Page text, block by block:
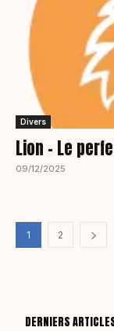
Divers
Lion – Le
09/12/2025
1 2
DERNIERS